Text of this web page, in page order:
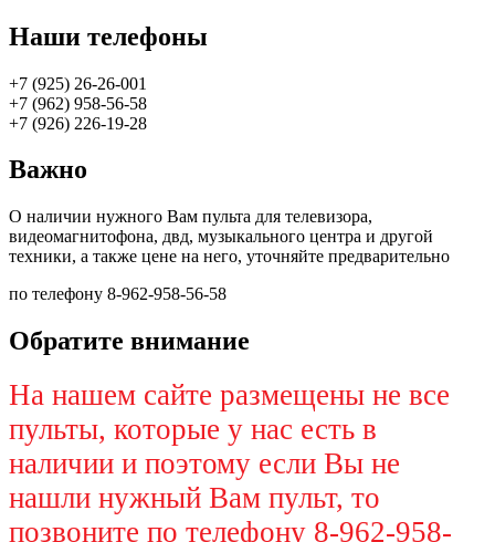
Наши телефоны
+7 (925) 26-26-001
+7 (962) 958-56-58
+7 (926) 226-19-28
Важно
О наличии нужного Вам пульта для телевизора,
видеомагнитофона, двд, музыкального центра и другой
техники, а также цене на него, уточняйте предварительно
по телефону 8-962-958-56-58
Обратите внимание
На нашем сайте размещены не все
пульты, которые у нас есть в
наличии и поэтому если Вы не
нашли нужный Вам пульт, то
позвоните по телефону 8-962-958-